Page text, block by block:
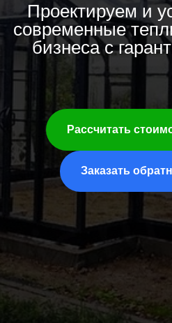
Проектируем и
современные
бизнеса с
Рассчитать
Заказать